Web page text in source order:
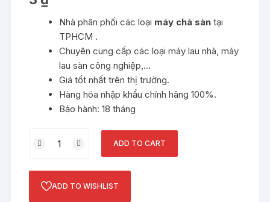
Nhà phân phối các loại máy chà sàn tại
TPHCM .
Chuyên cung cấp các loại máy lau nhà, máy
lau sàn công nghiệp,…
Giá tốt nhất trên thị trường.
Hàng hóa nhập khẩu chính hãng 100%.
Bảo hành: 18 tháng
chà
công
nghiệp
ADD TO CART
ADD TO WISHLIST